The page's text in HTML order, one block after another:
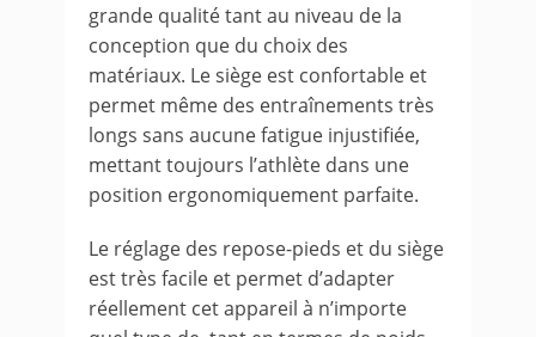
grande qualité tant au niveau de la
conception que du choix des
matériaux. Le siège est confortable et
permet même des entraînements très
longs sans aucune fatigue injustifiée,
mettant toujours l’athlète dans une
position ergonomiquement parfaite.
Le réglage des repose-pieds et du siège
est très facile et permet d’adapter
réellement cet appareil à n’importe